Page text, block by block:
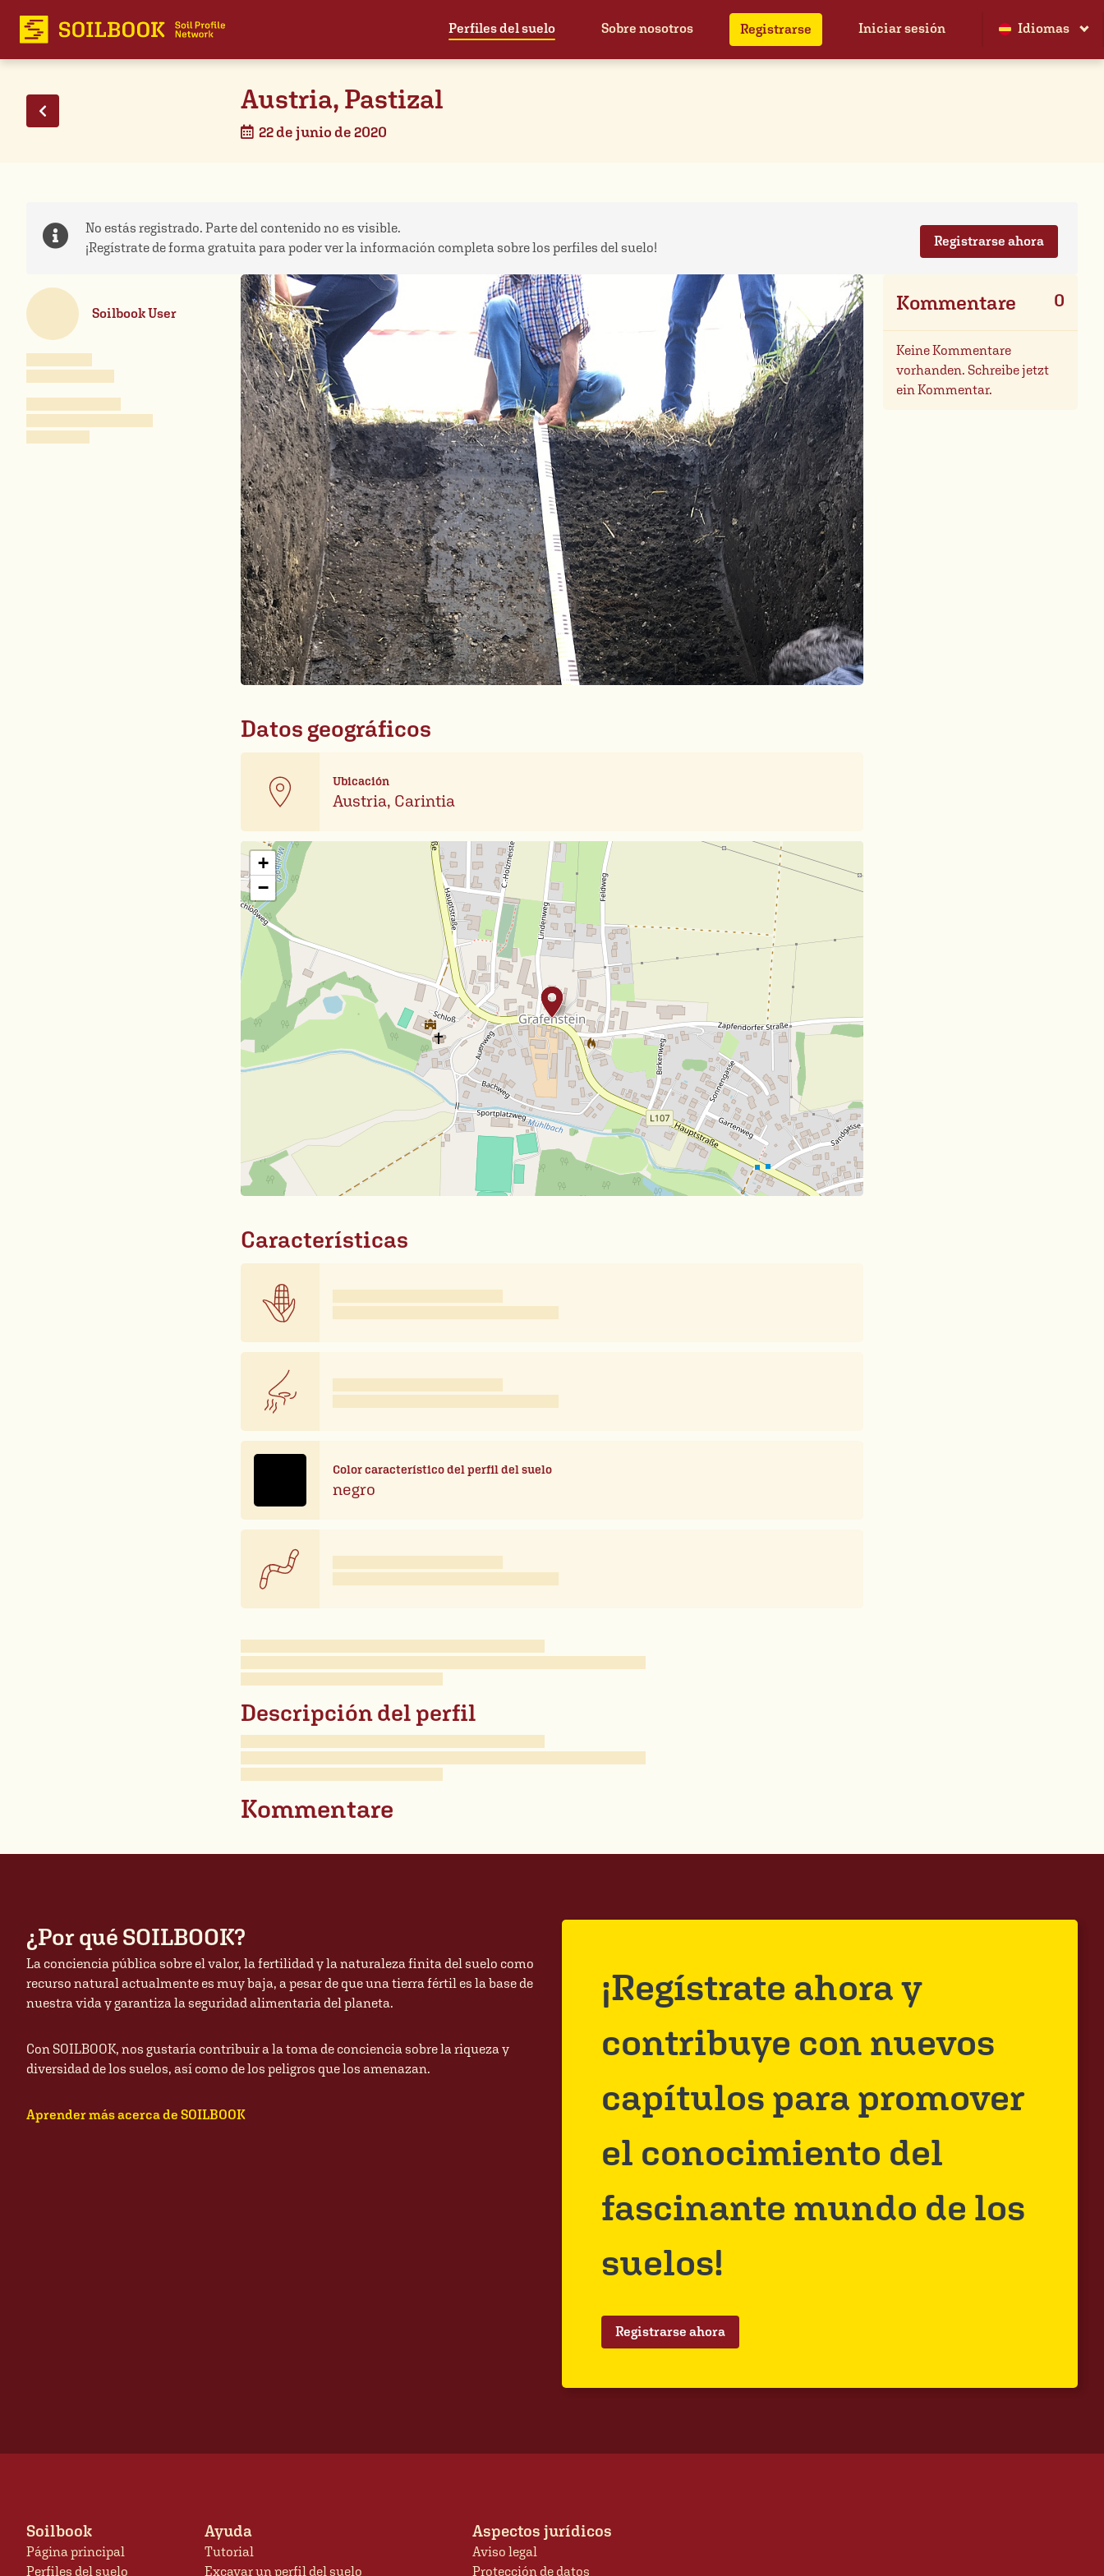
Perfiles del suelo Sobre nosotros Registrarse Iniciar sesión Idiomas
Austria, Pastizal
22 de junio de 2020
No estás registrado. Parte del contenido no es visible.
¡Regístrate de forma gratuita para poder ver la información completa sobre los perfiles del suelo!
Registrarse ahora
Soilbook User
Datos geográficos
Ubicación
Austria, Carintia
+
−
Características
Color característico del perfil del suelo
negro
Descripción del perfil
Kommentare
Kommentare 0
Keine Kommentare
vorhanden. Schreibe jetzt
ein Kommentar.
¿Por qué SOILBOOK?
La conciencia pública sobre el valor, la fertilidad y la naturaleza finita del suelo como
recurso natural actualmente es muy baja, a pesar de que una tierra fértil es la base de
nuestra vida y garantiza la seguridad alimentaria del planeta.
Con SOILBOOK, nos gustaría contribuir a la toma de conciencia sobre la riqueza y
diversidad de los suelos, así como de los peligros que los amenazan.
Aprender más acerca de SOILBOOK
¡Regístrate ahora y
contribuye con nuevos
capítulos para promover
el conocimiento del
fascinante mundo de los
suelos!
Registrarse ahora
Soilbook
Página principal
Perfiles del suelo
Ayuda
Tutorial
Excavar un perfil del suelo
Aspectos jurídicos
Aviso legal
Protección de datos